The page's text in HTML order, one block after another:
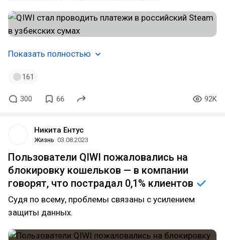
Показать полностью
161
300 66 92K
Никита Ентус
Жизнь 03.08.2023
Пользователи QIWI пожаловались на
блокировку кошельков — в компании
говорят, что пострадал 0,1% клиентов
Судя по всему, проблемы связаны с усилением
защиты данных.